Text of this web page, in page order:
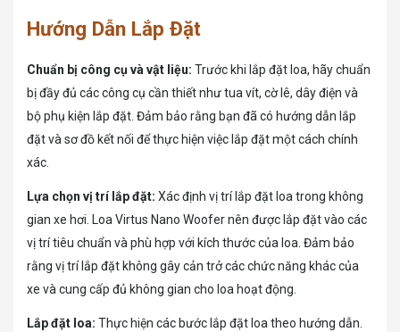
Hướng Dẫn Lắp Đặt
Chuẩn bị công cụ và vật liệu: Trước khi lắp đặt loa, hãy chuẩn
bị đầy đủ các công cụ cần thiết như tua vít, cờ lê, dây điện và
bộ phụ kiện lắp đặt. Đảm bảo rằng bạn đã có hướng dẫn lắp
đặt và sơ đồ kết nối để thực hiện việc lắp đặt một cách chính
xác.
Lựa chọn vị trí lắp đặt: Xác định vị trí lắp đặt loa trong không
gian xe hơi. Loa Virtus Nano Woofer nên được lắp đặt vào các
vị trí tiêu chuẩn và phù hợp với kích thước của loa. Đảm bảo
rằng vị trí lắp đặt không gây cản trở các chức năng khác của
xe và cung cấp đủ không gian cho loa hoạt động.
Lắp đặt loa: Thực hiện các bước lắp đặt loa theo hướng dẫn.